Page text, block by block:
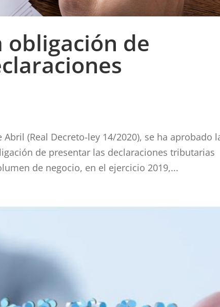
obligación de
(Real Decreto-ley 14/2020), se ha aprobado
de presentar las declaraciones tributarias
de negocio, en el ejercicio 2019,...